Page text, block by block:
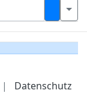
| Datenschutz